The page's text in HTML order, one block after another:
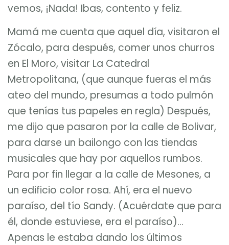
vemos, ¡Nada! Ibas, contento y feliz.
Mamá me cuenta que aquel día, visitaron el
Zócalo, para después, comer unos churros
en El Moro, visitar La Catedral
Metropolitana, (que aunque fueras el más
ateo del mundo, presumas a todo pulmón
que tenías tus papeles en regla) Después,
me dijo que pasaron por la calle de Bolivar,
para darse un bailongo con las tiendas
musicales que hay por aquellos rumbos.
Para por fin llegar a la calle de Mesones, a
un edificio color rosa. Ahí, era el nuevo
paraíso, del tío Sandy. (Acuérdate que para
él, donde estuviese, era el paraíso)…
Apenas le estaba dando los últimos